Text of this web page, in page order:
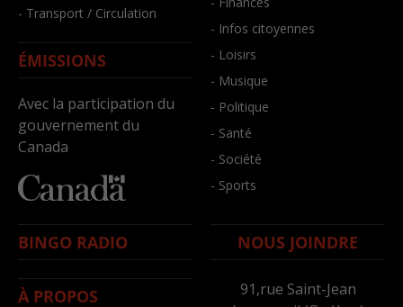
- Transport / Circulation
ÉMISSIONS
Avec la participation du
gouvernement du
Canada
- Infos citoyennes
- Loisirs
- Musique
- Politique
- Santé
- Société
- Sports
BINGO RADIO
À PROPOS
NOUS JOINDRE
91,rue Saint-Jean